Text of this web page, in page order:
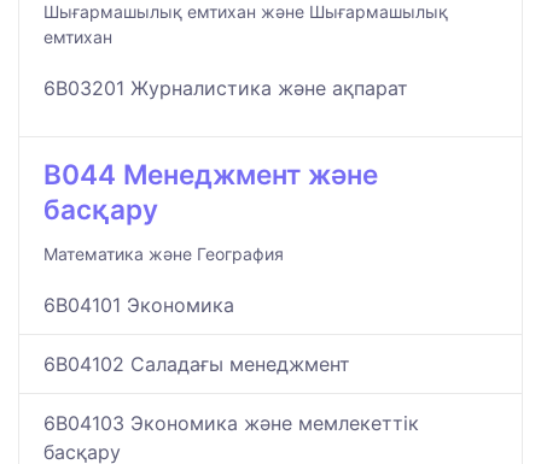
Шығармашылық емтихан және Шығармашылық
емтихан
6B03201 Журналистика және ақпарат
B044 Менеджмент және
басқару
Математика және География
6B04101 Экономика
6B04102 Саладағы менеджмент
6B04103 Экономика және мемлекеттік
басқару